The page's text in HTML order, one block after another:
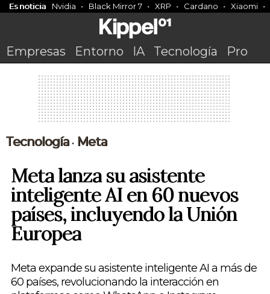
Es noticia Nvidia Black Mirror 7 XRP Cardano Xiaomi
Empresas Entorno IA Tecnología Pro
Tecnología• Meta
Meta lanza su asistente
inteligente AI en 60 nuevos
países, incluyendo la Unión
Europea
Meta expande su asistente inteligente AI a más de
60 países, revolucionando la interacción en